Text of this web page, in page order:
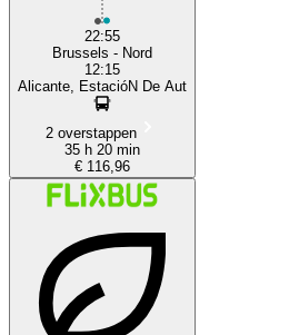
22:55
Brussels - Nord
12:15
Alicante, EstacióN De Aut
2 overstappen
35 h 20 min
€ 116,96